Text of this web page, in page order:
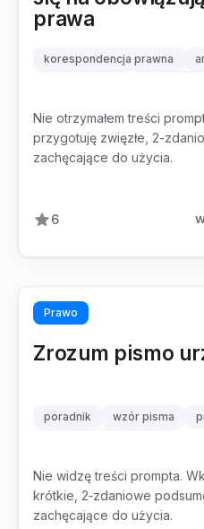
prawa
korespondencja prawna
Nie otrzymałem treści
przygotuję zwięzłe, 2-
zachęcające do użycia.
6
Prawo
Zrozum pismo
poradnik wzór pisma
Nie widzę treści prompta.
krótkie, 2‑zdaniowe
zachęcające do użycia.